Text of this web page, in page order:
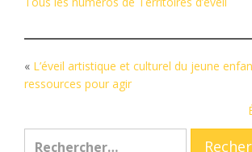
« L’éveil artistique et culturel du jeune
ressources pour agir